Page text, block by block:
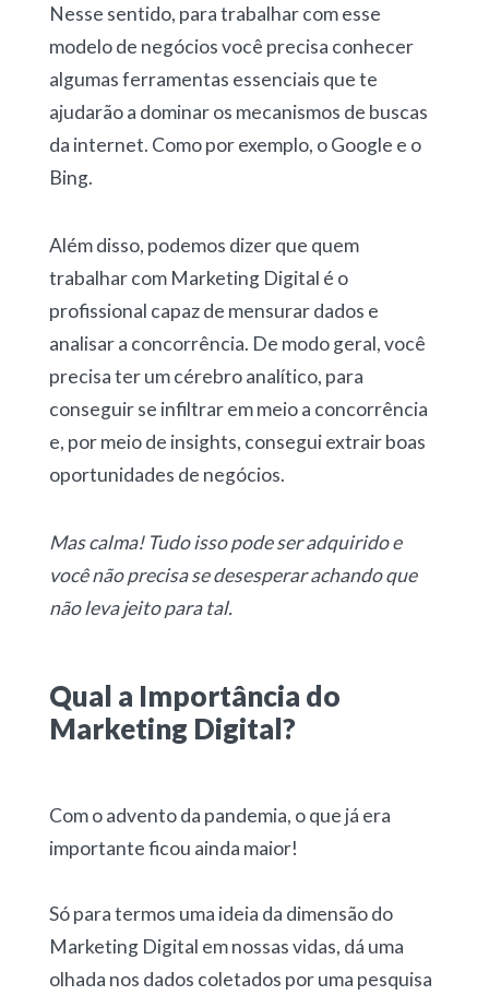
Nesse sentido, para trabalhar com esse
modelo de negócios você precisa conhecer
algumas ferramentas essenciais que te
ajudarão a dominar os mecanismos de buscas
da internet. Como por exemplo, o Google e o
Bing.
Além disso, podemos dizer que quem
trabalhar com Marketing Digital é o
profissional capaz de mensurar dados e
analisar a concorrência. De modo geral, você
precisa ter um cérebro analítico, para
conseguir se infiltrar em meio a concorrência
e, por meio de insights, consegui extrair boas
oportunidades de negócios.
Mas calma! Tudo isso pode ser adquirido e
você não precisa se desesperar achando que
não leva jeito para tal.
Qual a Importância do
Marketing Digital?
Com o advento da pandemia, o que já era
importante ficou ainda maior!
Só para termos uma ideia da dimensão do
Marketing Digital em nossas vidas, dá uma
olhada nos dados coletados por uma pesquisa